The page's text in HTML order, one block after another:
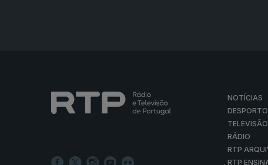
NOTÍCIAS
DESPORTO
TELEVISÃO
RÁDIO
RTP
RTP